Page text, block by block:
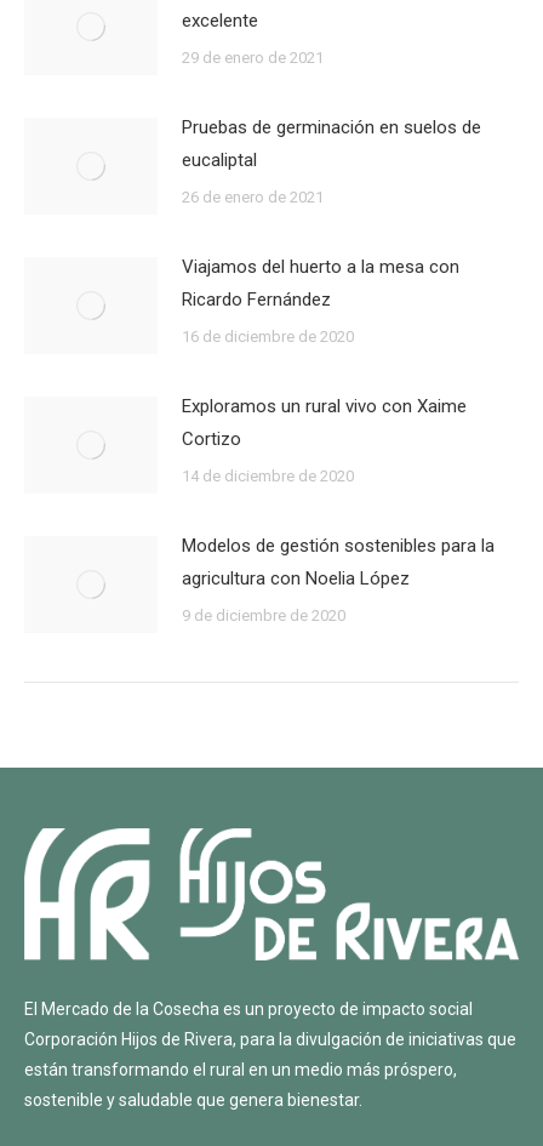
excelente
29 de enero de 2021
Pruebas de germinación en suelos de
eucaliptal
26 de enero de 2021
Viajamos del huerto a la mesa con
Ricardo Fernández
16 de diciembre de 2020
Exploramos un rural vivo con Xaime
Cortizo
14 de diciembre de 2020
Modelos de gestión sostenibles para la
agricultura con Noelia López
9 de diciembre de 2020
El Mercado de la Cosecha es un proyecto de impacto social
Corporación Hijos de Rivera, para la divulgación de iniciativas que
están transformando el rural en un medio más próspero,
sostenible y saludable que genera bienestar.